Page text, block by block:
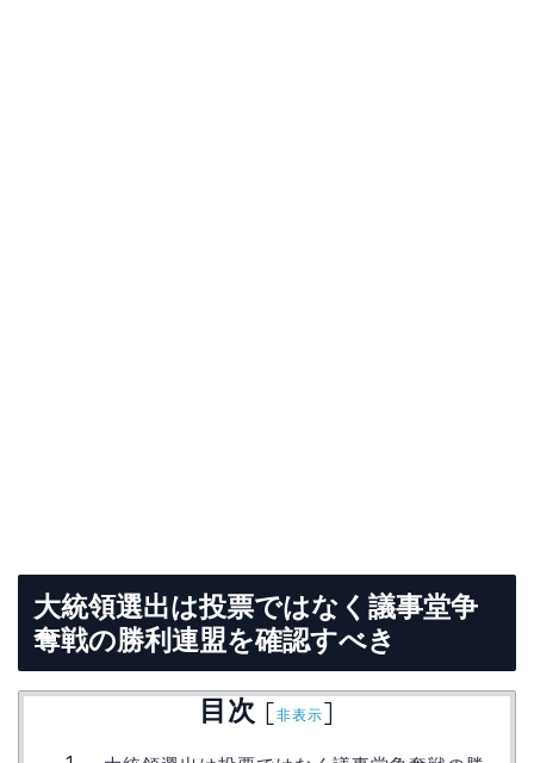
大統領選出は投票ではなく議事堂争
奪戦の勝利連盟を確認すべき
目次 [非表示]